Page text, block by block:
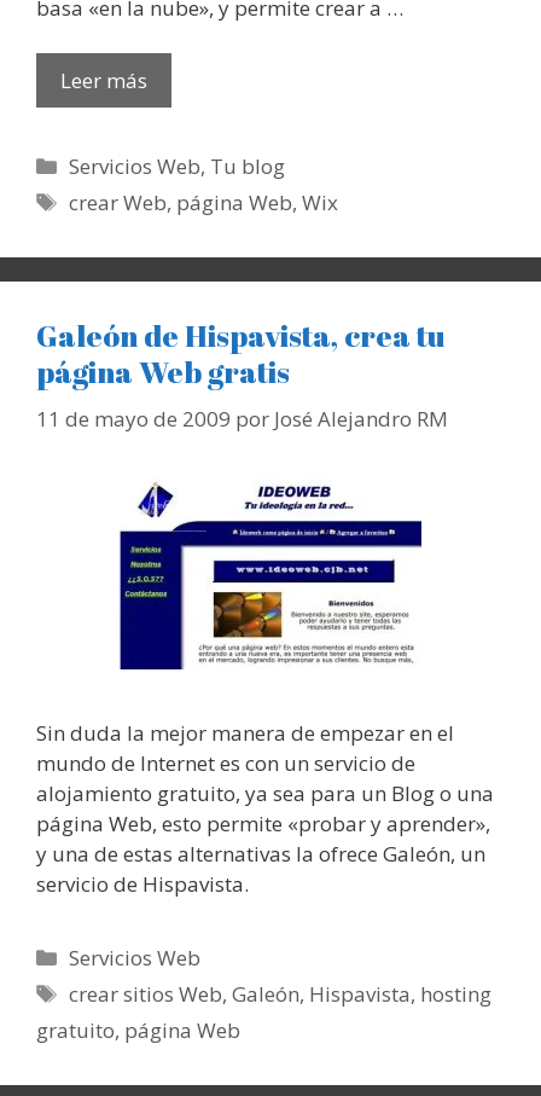
basa «en la nube», y permite crear a …
Leer más
Categorías
Servicios Web, Tu blog
Etiquetas
crear Web, página Web,Wix
Galeón de Hispavista, crea tu
página Web gratis
11 de mayo de 2009 por José Alejandro RM
Sin duda la mejor manera de empezar en el
mundo de Internet es con un servicio de
alojamiento gratuito, ya sea para un Blog o una
página Web, esto permite «probar y aprender»,
y una de estas alternativas la ofrece Galeón, un
servicio de Hispavista.
Categorías
Servicios Web
Etiquetas
crear sitios Web,Galeón, Hispavista, hosting
gratuito, página Web